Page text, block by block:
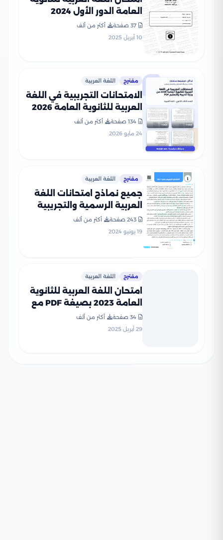
العامة الدور الأول 2024
بصيغة PDF بالإجابات
الرسمية
37 صفحة
أكثر من ألف
10 أبريل 2025
مقترح اللغة العربية
الامتحانات التجريبية في اللغة
العربية للثانوية العامة 2026
من وزارة التربية والتعليم PDF
134 صفحة
أكثر من ألف
24 مايو 2026
مقترح اللغة العربية
جميع نماذج امتحانات اللغة
العربية الرسمية والتجريبية
2025) بصيغة PDF
243 صفحة
أكثر من ألف
19 يونيو 2024
مقترح اللغة العربية
امتحان اللغة العربية للثانوية
العامة 2023 بصيغة PDF مع
نموذج الإجابة
34 صفحة
أكثر من ألف
29 أبريل 2025